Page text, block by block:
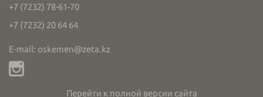
+7 (7232) 78-61-70
+7 (7232) 20 64 64
E-mail: oskemen@zeta.kz
Перейти к полной версии сайта